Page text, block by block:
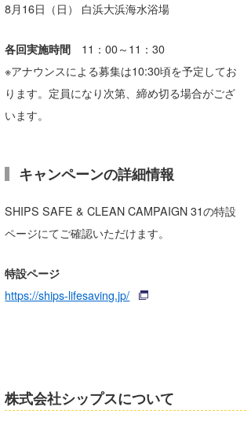
8月16日（日） 白浜大浜海水浴場
各回実施時間 11：00～11：30
※アナウンスによる募集は10:30頃を予定してお
ります。定員になり次第、締め切る場合がござ
います。
キャンペーンの詳細情報
SHIPS SAFE & CLEAN CAMPAIGN 31の特設
ページにてご確認いただけます。
特設ページ
https://ships-lifesaving.jp/
株式会社シップスについて